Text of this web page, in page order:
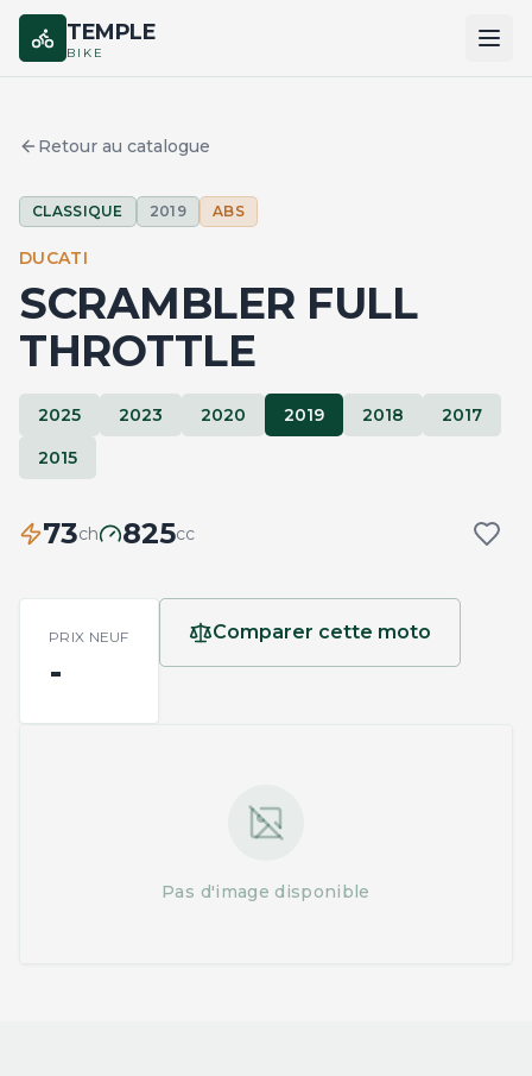
TEMPLE
BIKE
MARQUES
COMPARER
Retour au catalogue
CLASSIQUE 2019 ABS
DUCATI
SCRAMBLER FULL
THROTTLE
2025 2023 2020 2019 2018
2017
2015
73ch 825cc
PRIX NEUF
-
Comparer cette moto
Pas d'image disponible